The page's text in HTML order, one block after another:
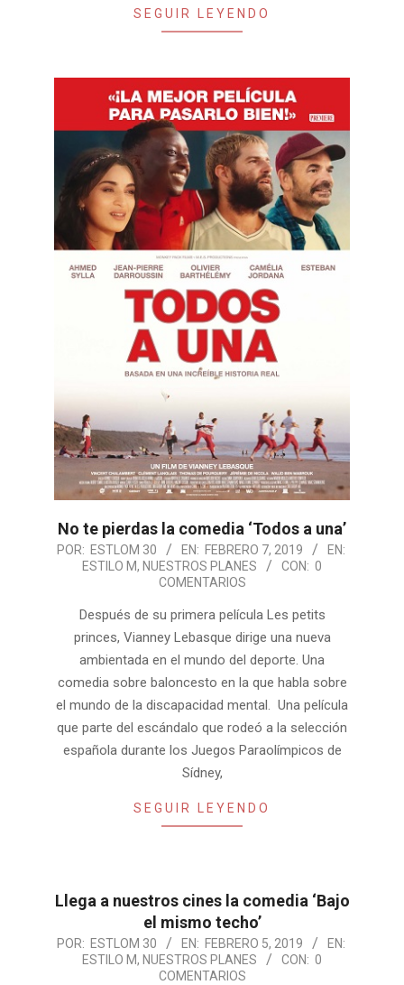
SEGUIR LEYENDO
No te pierdas la comedia ‘Todos a una’
2019-
POR: ESTLOM 30 EN: FEBRERO 7, 2019
EN:
ESTILO M, NUESTROS PLANES CON: 0
COMENTARIOS
Después de su primera película Les petits
princes, Vianney Lebasque dirige una nueva
ambientada en el mundo del deporte. Una
comedia sobre baloncesto en la que habla sobre
el mundo de la discapacidad mental. Una película
que parte del escándalo que rodeó a la selección
española durante los Juegos Paraolímpicos de
Sídney,
SEGUIR LEYENDO
Llega a nuestros cines la comedia ‘Bajo
el mismo techo’
2019-
POR: ESTLOM 30 EN: FEBRERO 5, 2019
EN:
ESTILO M, NUESTROS PLANES CON: 0
COMENTARIOS